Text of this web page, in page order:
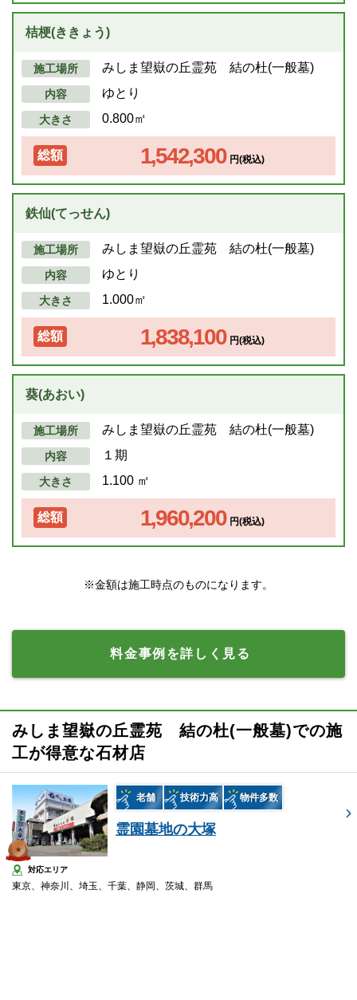
桔梗(ききょう)
施工場所 みしま望嶽の丘霊苑 結の杜(一般墓)
内容 ゆとり
大きさ 0.800㎡
総額 1,542,300 円(税込)
鉄仙(てっせん)
施工場所 みしま望嶽の丘霊苑 結の杜(一般墓)
内容 ゆとり
大きさ 1.000㎡
総額 1,838,100 円(税込)
葵(あおい)
施工場所 みしま望嶽の丘霊苑 結の杜(一般墓)
内容 １期
大きさ 1.100 ㎡
総額 1,960,200 円(税込)
※金額は施工時点のものになります。
料金事例を詳しく見る
みしま望嶽の丘霊苑 結の杜(一般墓)での施
工が得意な石材店
老舗 技術力高 物件多数
霊園墓地の大塚
対応エリア
東京、神奈川、埼玉、千葉、静岡、茨城、群馬